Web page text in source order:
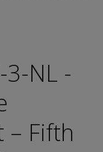
3-NL -
– Fifth